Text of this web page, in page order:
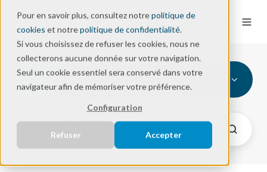
Pour en savoir plus, consultez notrepolitique de
cookies et notrepolitique de confidentialité.
Si vous choisissez de refuser les cookies, nous ne
collecterons aucune donnée sur votre navigation.
Seul un cookie essentiel sera conservé dans votre
navigateur afin de mémoriser votre préférence.
Configuration
Refuser Accepter
FR
WIFI